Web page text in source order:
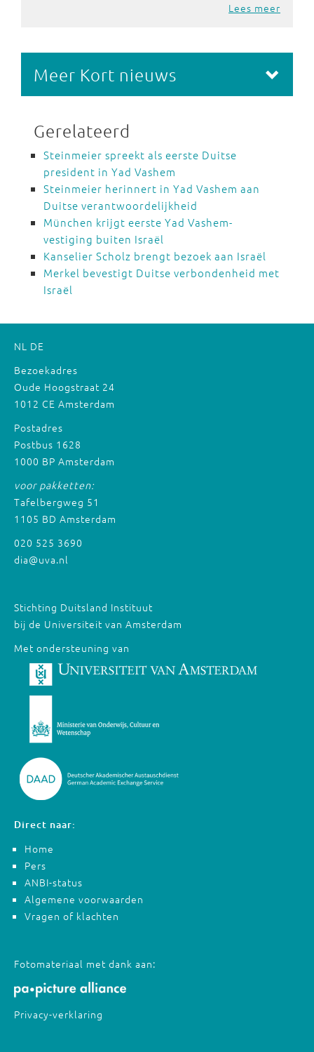
Lees meer
Meer Kort nieuws
Gerelateerd
Steinmeier spreekt als eerste Duitse
president in Yad Vashem
Steinmeier herinnert in Yad Vashem aan
Duitse verantwoordelijkheid
München krijgt eerste Yad Vashem-
vestiging buiten Israël
Kanselier Scholz brengt bezoek aan Israël
Merkel bevestigt Duitse verbondenheid met
Israël
NL DE
Bezoekadres
Oude Hoogstraat 24
1012 CE Amsterdam
Postadres
Postbus 1628
1000 BP Amsterdam
voor pakketten:
Tafelbergweg 51
1105 BD Amsterdam
020 525 3690
dia@uva.nl
Stichting Duitsland Instituut
bij de Universiteit van Amsterdam
Met ondersteuning van
Direct naar:
Home
Pers
ANBI-status
Algemene voorwaarden
Vragen of klachten
Fotomateriaal met dank aan:
Privacy-verklaring